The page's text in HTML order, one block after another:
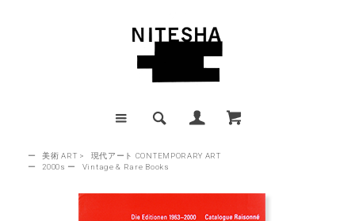
ー 美術 ART >
現代アート CONTEMPORARY ART
ー
2000s ー Vintage & Rare Books